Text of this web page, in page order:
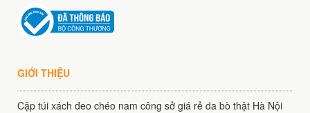
GIỚI THIỆU
Cặp túi xách đeo chéo nam công sở giá rẻ da bò thật Hà Nội